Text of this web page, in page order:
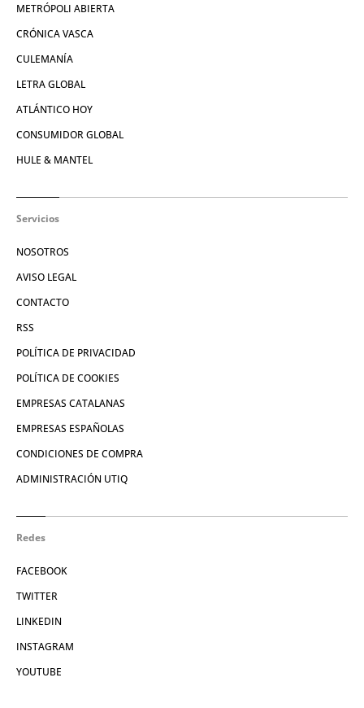
METRÓPOLI ABIERTA
CRÓNICA VASCA
CULEMANÍA
LETRA GLOBAL
ATLÁNTICO HOY
CONSUMIDOR GLOBAL
HULE & MANTEL
Servicios
NOSOTROS
AVISO LEGAL
CONTACTO
RSS
POLÍTICA DE PRIVACIDAD
POLÍTICA DE COOKIES
EMPRESAS CATALANAS
EMPRESAS ESPAÑOLAS
CONDICIONES DE COMPRA
ADMINISTRACIÓN UTIQ
Redes
FACEBOOK
TWITTER
LINKEDIN
INSTAGRAM
YOUTUBE